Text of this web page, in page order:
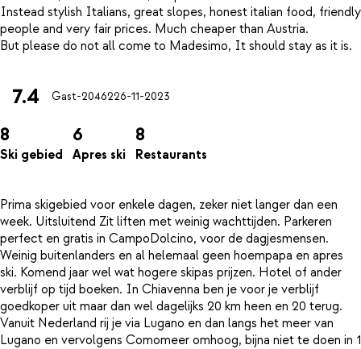
Instead stylish Italians, great slopes, honest italian food, friendly
people and very fair prices. Much cheaper than Austria.
7.4 Gast-2046226-11-2023
8
Ski gebied
6
Apres ski
8
Restaurants
Prima skigebied voor enkele dagen, zeker niet langer dan een
week. Uitsluitend Zit liften met weinig wachttijden. Parkeren
perfect en gratis in CampoDolcino, voor de dagjesmensen.
Weinig buitenlanders en al helemaal geen hoempapa en apres
ski. Komend jaar wel wat hogere skipas prijzen. Hotel of ander
verblijf op tijd boeken. In Chiavenna ben je voor je verblijf
goedkoper uit maar dan wel dagelijks 20 km heen en 20 terug.
Vanuit Nederland rij je via Lugano en dan langs het meer van
Lugano en vervolgens Comomeer omhoog, bijna niet te doen in 1